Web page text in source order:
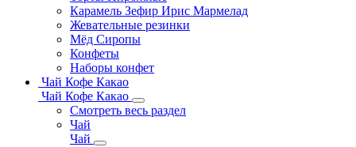
Карамель Зефир Ирис Мармелад
Жевательные резинки
Мёд Сиропы
Конфеты
Наборы конфет
Чай Кофе Какао
Чай Кофе Какао
Смотреть весь раздел
Чай
Чай